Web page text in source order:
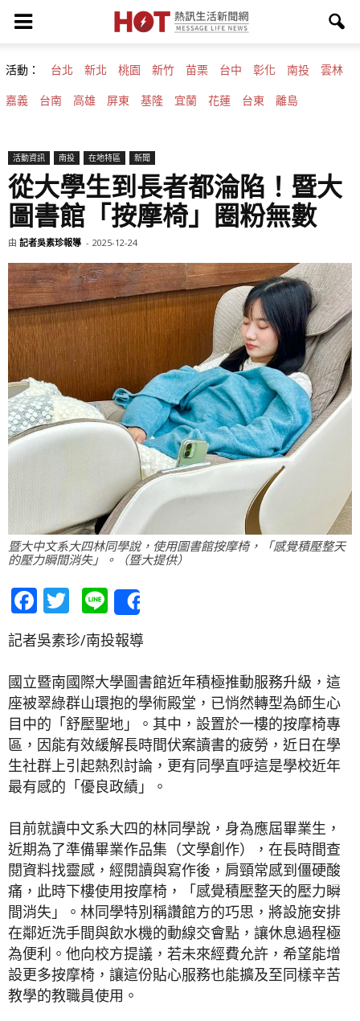
活動： 台北 新北 桃園 新竹 苗栗 台中 彰化 南投 雲林
嘉義 台南 高雄 屏東 基隆 宜蘭 花蓮 台東 離島
活動資訊 南投 在地特區 新聞
從大學生到長者都淪陷！暨大
圖書館「按摩椅」圈粉無數
由 記者吳素珍報導 - 2025-12-24
暨大中文系大四林同學說，使用圖書館按摩椅，「感覺積壓整天
的壓力瞬間消失」。（暨大提供）
Facebook
Twitter
Line
記者吳素珍/南投報導
國立暨南國際大學圖書館近年積極推動服務升級，這
座被翠綠群山環抱的學術殿堂，已悄然轉型為師生心
目中的「舒壓聖地」。其中，設置於一樓的按摩椅專
區，因能有效緩解長時間伏案讀書的疲勞，近日在學
生社群上引起熱烈討論，更有同學直呼這是學校近年
最有感的「優良政績」。
目前就讀中文系大四的林同學說，身為應屆畢業生，
近期為了準備畢業作品集（文學創作），在長時間查
閱資料找靈感，經閱讀與寫作後，肩頸常感到僵硬酸
痛，此時下樓使用按摩椅，「感覺積壓整天的壓力瞬
間消失」。林同學特別稱讚館方的巧思，將設施安排
在鄰近洗手間與飲水機的動線交會點，讓休息過程極
為便利。他向校方提議，若未來經費允許，希望能增
設更多按摩椅，讓這份貼心服務也能擴及至同樣辛苦
教學的教職員使用。